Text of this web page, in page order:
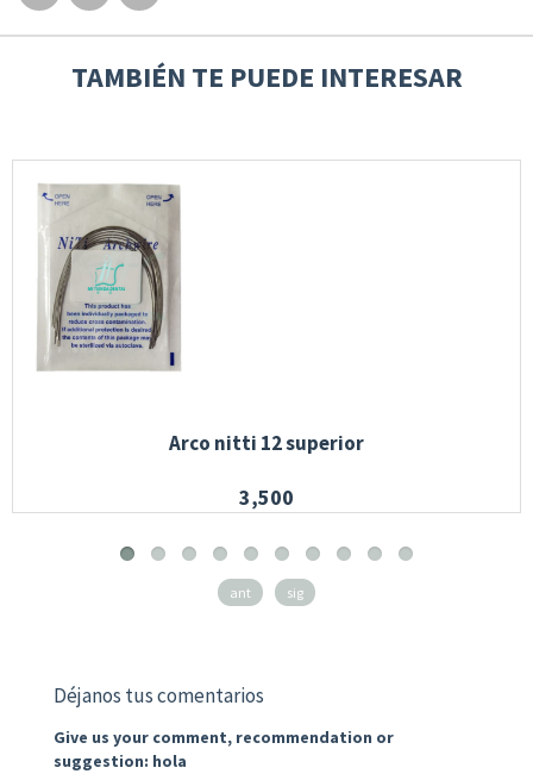
TAMBIÉN TE PUEDE INTERESAR
Arco nitti 12 superior
3,500
ant sig
Déjanos tus comentarios
Give us your comment, recommendation or
suggestion: hola